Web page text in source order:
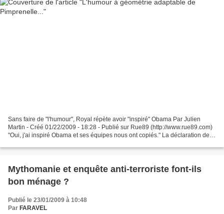
Sans faire de "l'humour", Royal répète avoir "inspiré" Obama Par Julien
Martin - Créé 01/22/2009 - 18:28 - Publié sur Rue89 (http://www.rue89.com)
"Oui, j'ai inspiré Obama et ses équipes nous ont copiés." La déclaration de
Mythomanie et enquête anti-terroriste font-ils
bon ménage ?
Publié le 23/01/2009 à 10:48
Par FARAVEL